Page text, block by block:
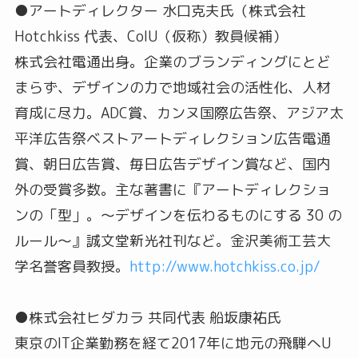
●アートディレクター 水口克夫氏（株式会社
Hotchkiss 代表、CoIU（仮称）教員候補）
株式会社電通出身。企業のブランディングにとど
まらず、デザインの力で地域社会の活性化、人材
育成に尽力。ADC賞、カンヌ国際広告祭、アジア太
平洋広告祭ベストアートディレクション広告電通
賞、朝日広告賞、毎日広告デザイン賞など、国内
外の受賞多数。主な著書に『アートディレクショ
ンの「型」。〜デザインを伝わるものにする 30 の
ルール〜』誠文堂新光社刊など。金沢美術工芸大
学名誉客員教授。 http://www.hotchkiss.co.jp/
●株式会社ヒダカラ 共同代表 船坂康祐氏
東京のIT企業勤務を経て2017年に地元の飛騨へU